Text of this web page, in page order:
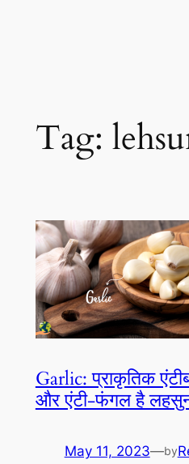
Tag:
Garlic: प्राकृतिक
और एंटी-फंगल है
May 11, 2023—by